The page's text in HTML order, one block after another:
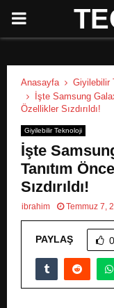
P
M
A
R
Anasayfa
Giyilebilir
İşte Samsung
Özellikler Sızdırıldı!
Giyilebilir Teknoloji
İşte
Tanıtım
Sızdırıldı!
ibrahim Temmuz 7,
PAYLAŞ 0